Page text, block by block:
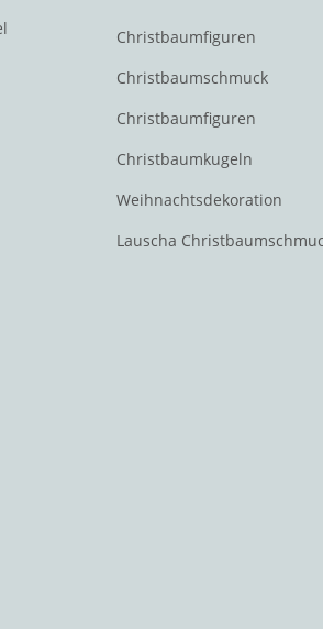
Christbaumfiguren
Christbaumschmuck
Christbaumfiguren
Christbaumkugeln
Weihnachtsdekoration
Lauscha